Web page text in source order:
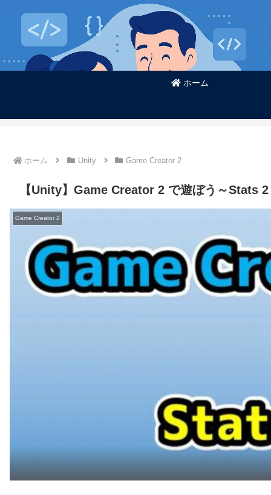
ホーム
ホーム Unity Game Creator 2
【Unity】Game Creator 2 で遊ぼう～Stats
Game Creator 2